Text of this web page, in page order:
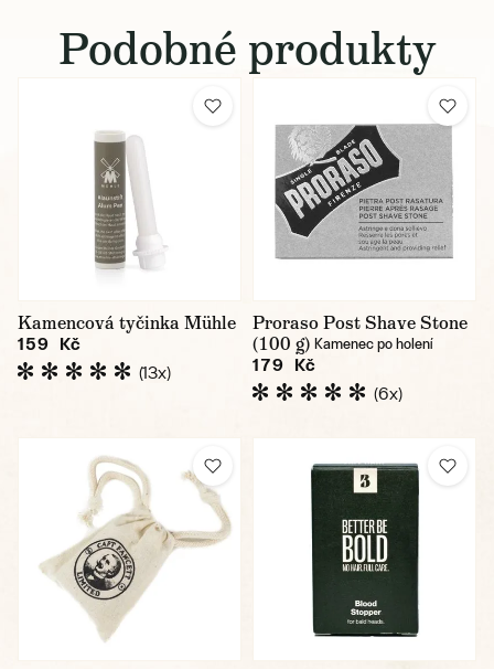
Podobné produkty
Kamencová tyčinka Mühle
159 Kč
(13x)
Proraso Post Shave Stone
(100 g) Kamenec po holení
179 Kč
(6x)